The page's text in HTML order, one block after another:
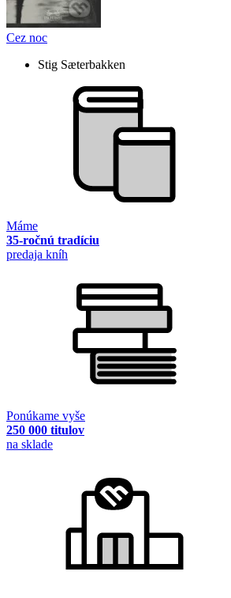
Cez noc
Stig Sæterbakken
Máme
35-ročnú tradíciu
predaja kníh
Ponúkame vyše
250 000 titulov
na sklade